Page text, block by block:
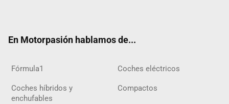
En Motorpasión hablamos de...
Fórmula1 Coches eléctricos
Coches híbridos y
enchufables
Compactos